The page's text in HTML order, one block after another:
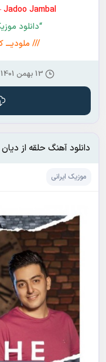
Jadoo Jambal
“دانلود
///
13 بهمن 1401
دانلود آهنگ حلقه از
موزیک ایرانی